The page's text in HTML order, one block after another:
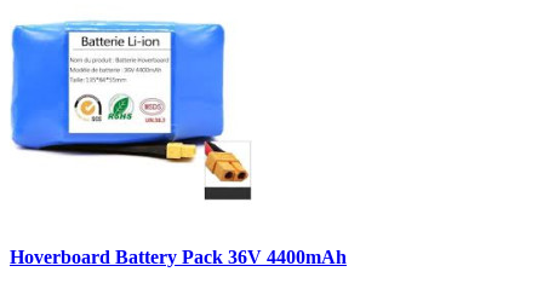
Hoverboard Battery Pack 36V 4400mAh